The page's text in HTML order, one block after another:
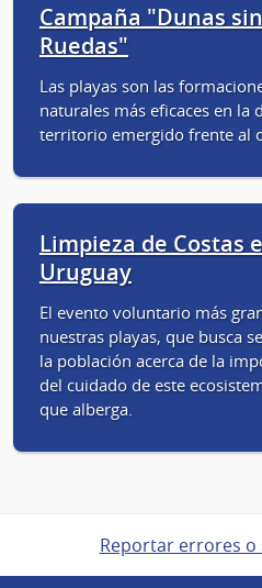
Campaña "Dunas sin
Ruedas"
Las playas son las
naturales más eficaces en la
territorio emergido frente al
Limpieza de Costas
Uruguay
El evento voluntario más
nuestras playas, que busca
la población acerca de la
del cuidado de este
que alberga.
Reportar errores